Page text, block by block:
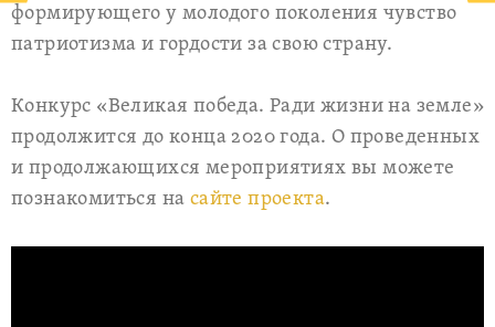
формирующего у молодого поколения чувство
патриотизма и гордости за свою страну.
Конкурс «Великая победа. Ради жизни на земле»
продолжится до конца 2020 года. О проведенных
и продолжающихся мероприятиях вы можете
познакомиться на сайте проекта.